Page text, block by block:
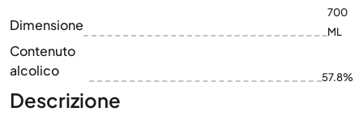
Dimensione
700
ML
Contenuto
alcolico
57.8%
Descrizione